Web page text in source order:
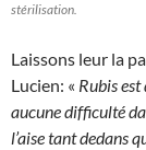
stérilisation.
Laissons leur la
Lucien: « Rubis est
aucune difficulté
l’aise tant dedans